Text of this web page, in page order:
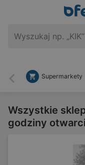
Wstecz
Supermarkety
Wszystkie
godziny